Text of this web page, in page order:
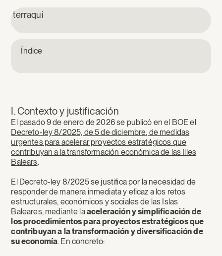
I. Contexto y justificación
El pasado 9 de enero de 2026 se publicó en el BOE el
Decreto-ley 8/2025, de 5 de diciembre, de medidas
urgentes para acelerar proyectos estratégicos que
contribuyan a la transformación económica de las Illes
Balears.
El Decreto-ley 8/2025 se justifica por la necesidad de
responder de manera inmediata y eficaz a los retos
estructurales, económicos y sociales de las Islas
Baleares, mediante laaceleración y simplificación de
los procedimientos para proyectos estratégicos que
contribuyan a la transformación y diversificación de
su economía. En concreto:
terraqui
Índice